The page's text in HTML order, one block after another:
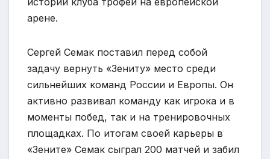
арене.
Сергей Семак поставил перед собой
задачу вернуть «Зениту» место среди
сильнейших команд России и Европы. Он
активно развивал команду как игрока и в
моменты побед, так и на тренировочных
площадках. По итогам своей карьеры в
«Зените» Семак сыграл 200 матчей и забил